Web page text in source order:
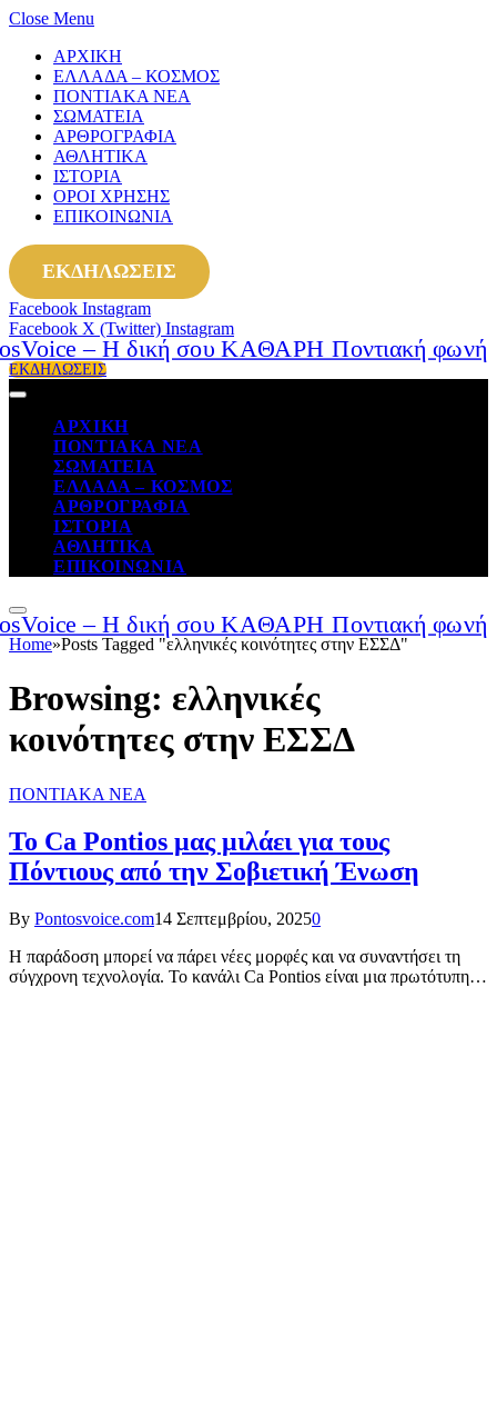
Close Menu
ΑΡΧΙΚΗ
ΕΛΛΑΔΑ – ΚΟΣΜΟΣ
ΠΟΝΤΙΑΚΑ ΝΕΑ
ΣΩΜΑΤΕΙΑ
ΑΡΘΡΟΓΡΑΦΙΑ
ΑΘΛΗΤΙΚΑ
ΙΣΤΟΡΙΑ
ΟΡΟΙ ΧΡΗΣΗΣ
ΕΠΙΚΟΙΝΩΝΙΑ
ΕΚΔΗΛΩΣΕΙΣ
Facebook Instagram
Facebook X (Twitter) Instagram
ΕΚΔΗΛΩΣΕΙΣ
ΑΡΧΙΚΗ
ΠΟΝΤΙΑΚΑ ΝΕΑ
ΣΩΜΑΤΕΙΑ
ΕΛΛΑΔΑ – ΚΟΣΜΟΣ
ΑΡΘΡΟΓΡΑΦΙΑ
ΙΣΤΟΡΙΑ
ΑΘΛΗΤΙΚΑ
ΕΠΙΚΟΙΝΩΝΙΑ
Home»Posts Tagged "ελληνικές κοινότητες στην ΕΣΣΔ"
Browsing: ελληνικές
κοινότητες στην ΕΣΣΔ
ΠΟΝΤΙΑΚΑ ΝΕΑ
To Ca Pontios μας μιλάει για τους
Πόντιους από την Σοβιετική Ένωση
By Pontosvoice.com14 Σεπτεμβρίου, 20250
Η παράδοση μπορεί να πάρει νέες μορφές και να συναντήσει τη
σύγχρονη τεχνολογία. Το κανάλι Ca Pontios είναι μια πρωτότυπη…